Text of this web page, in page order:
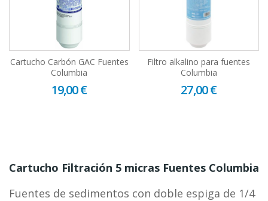
Cartucho Carbón GAC Fuentes
Columbia
19,00 €
Filtro alkalino para fuentes
Columbia
27,00 €
Cartucho Filtración 5 micras Fuentes Columbia
Fuentes de sedimentos con doble espiga de 1/4